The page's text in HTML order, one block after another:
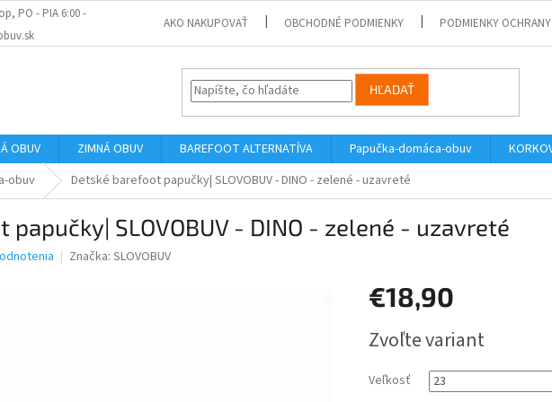
PO - PIA 6:00 -
AKO NAKUPOVAŤ OBCHODNÉ PODMIENKY PODMIENKY OCHRANY
HĽADAŤ
OBUV ZIMNÁ OBUV BAREFOOT ALTERNATÍVA Papučka-domáca-obuv
obuv Detské barefoot papučky| SLOVOBUV - DINO - zelené - uzavreté
papučky| SLOVOBUV - DINO - zelené - uzavreté
Značka: SLOVOBUV
€18,90
cena:
Zvoľte variant
Veľkosť